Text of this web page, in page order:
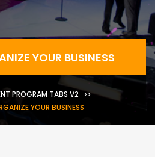
YOUR BUSINESS
PROGRAM TABS V2
YOUR BUSINESS